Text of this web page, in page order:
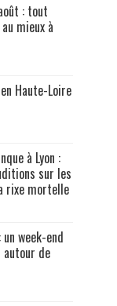
: tout
mieux à
Haute-Loire
à Lyon :
sur les
rixe mortelle
week-end
de